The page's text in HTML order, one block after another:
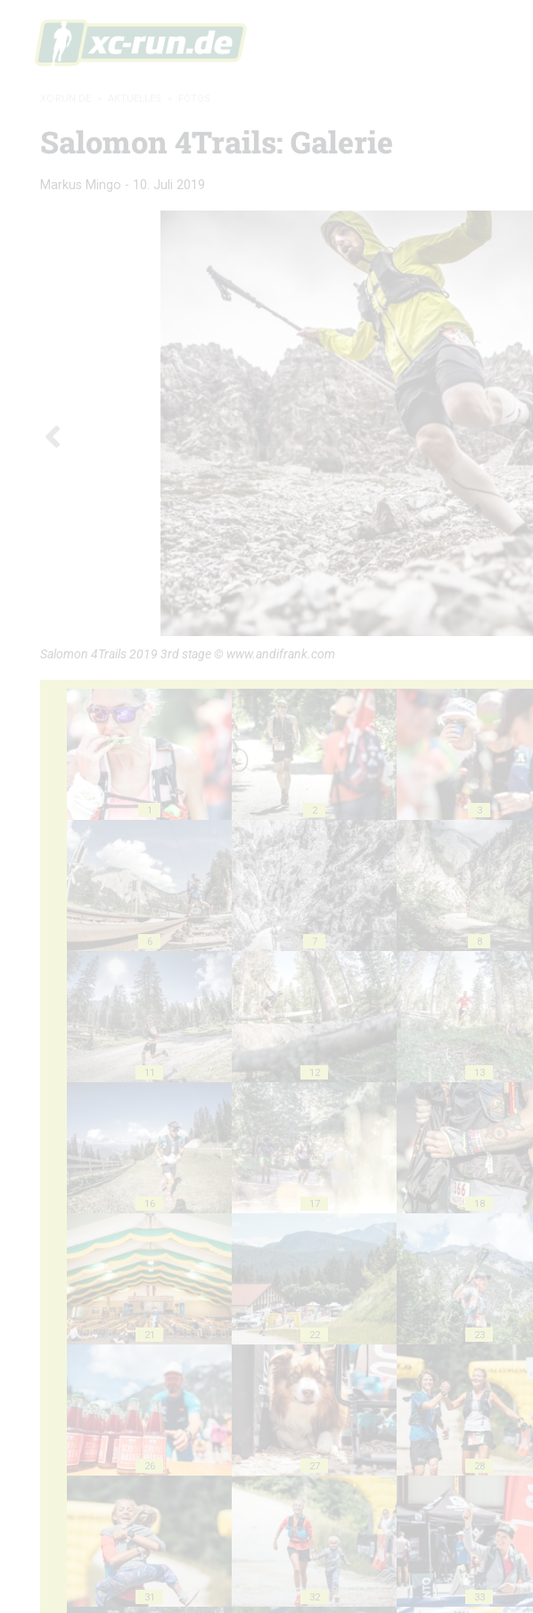
Salomon 4Trails: Galerie
Markus Mingo - 10. Juli 2019
Salomon 4Trails 2019 3rd stage © www.andifrank.com
1 2 3
6 7 8
11 12 13
16 17 18
21 22 23
26 27 28
31 32 33